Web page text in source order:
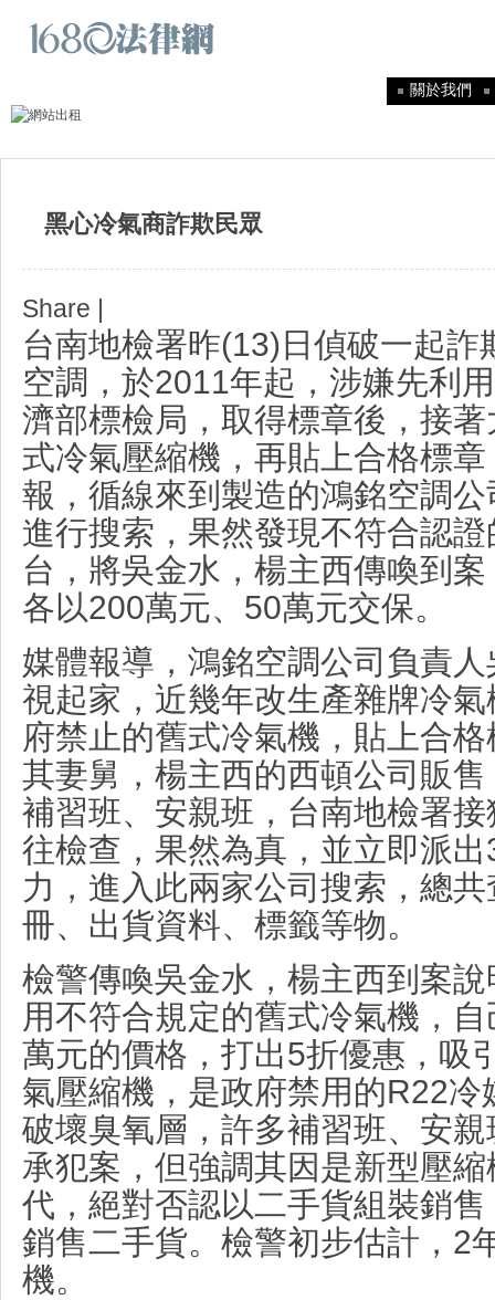
關於我們
黑心冷氣商詐欺民眾
Share |
台南地檢署昨(13)日偵破一起
空調，於2011年起，涉嫌先利
濟部標檢局，取得標章後，接
式冷氣壓縮機，再貼上合格標
報，循線來到製造的鴻銘空調
進行搜索，果然發現不符合認
台，將吳金水，楊主西傳喚到
各以200萬元、50萬元交保。
媒體報導，鴻銘空調公司負責
視起家，近幾年改生產雜牌冷
府禁止的舊式冷氣機，貼上合
其妻舅，楊主西的西頓公司販
補習班、安親班，台南地檢署
往檢查，果然為真，並立即派
力，進入此兩家公司搜索，總
冊、出貨資料、標籤等物。
檢警傳喚吳金水，楊主西到案
用不符合規定的舊式冷氣機，
萬元的價格，打出5折優惠，吸
氣壓縮機，是政府禁用的R22
破壞臭氧層，許多補習班、安
承犯案，但強調其因是新型壓
代，絕對否認以二手貨組裝銷
銷售二手貨。檢警初步估計，2
機。